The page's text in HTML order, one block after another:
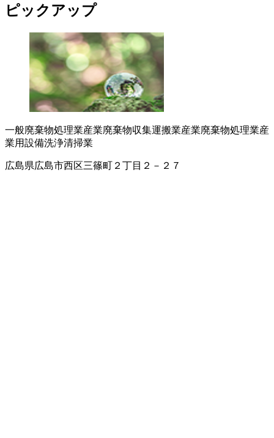
ピックアップ
一般廃棄物処理業産業廃棄物収集運搬業産業廃棄物処理業産
業用設備洗浄清掃業
広島県広島市西区三篠町２丁目２－２７